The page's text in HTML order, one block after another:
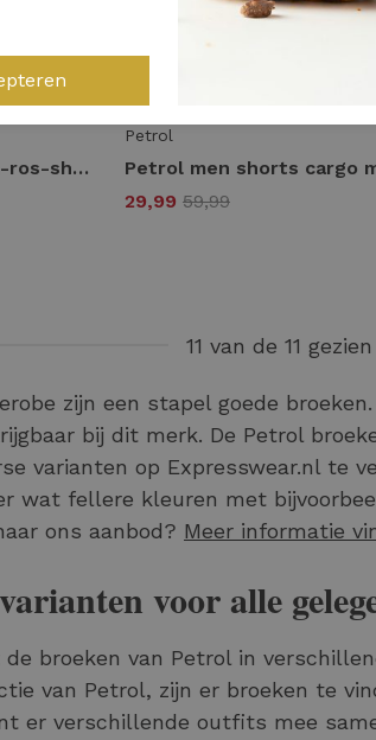
Petrol shorts denim m-ros-sho005 Korte broeken 0112 seashell
Petrol
29,99 59,99
11 van de 11 gezien
zijn een stapel goede
bij dit merk. De Petrol
varianten op Expresswear.nl te
wat fellere kleuren met
ons aanbod? Meer informatie
voor alle
broeken van Petrol in
van Petrol, zijn er broeken te
er verschillende outfits mee